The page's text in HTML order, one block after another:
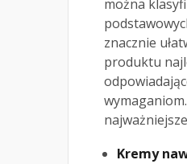
można
znacznie
produktu
Kremy